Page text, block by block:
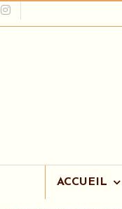
ACCUEIL